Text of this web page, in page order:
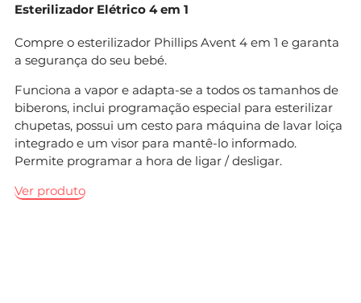
Esterilizador Elétrico 4 em 1
Compre o esterilizador Phillips Avent 4 em 1 e garanta
a segurança do seu bebé.
Funciona a vapor e adapta-se a todos os tamanhos de
biberons, inclui programação especial para esterilizar
chupetas, possui um cesto para máquina de lavar loiça
integrado e um visor para mantê-lo informado.
Permite programar a hora de ligar / desligar.
Ver produto